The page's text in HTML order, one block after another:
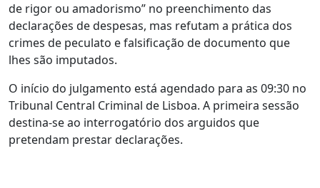
de rigor ou amadorismo” no preenchimento das
declarações de despesas, mas refutam a prática dos
crimes de peculato e falsificação de documento que
lhes são imputados.
O início do julgamento está agendado para as 09:30 no
Tribunal Central Criminal de Lisboa. A primeira sessão
destina-se ao interrogatório dos arguidos que
pretendam prestar declarações.